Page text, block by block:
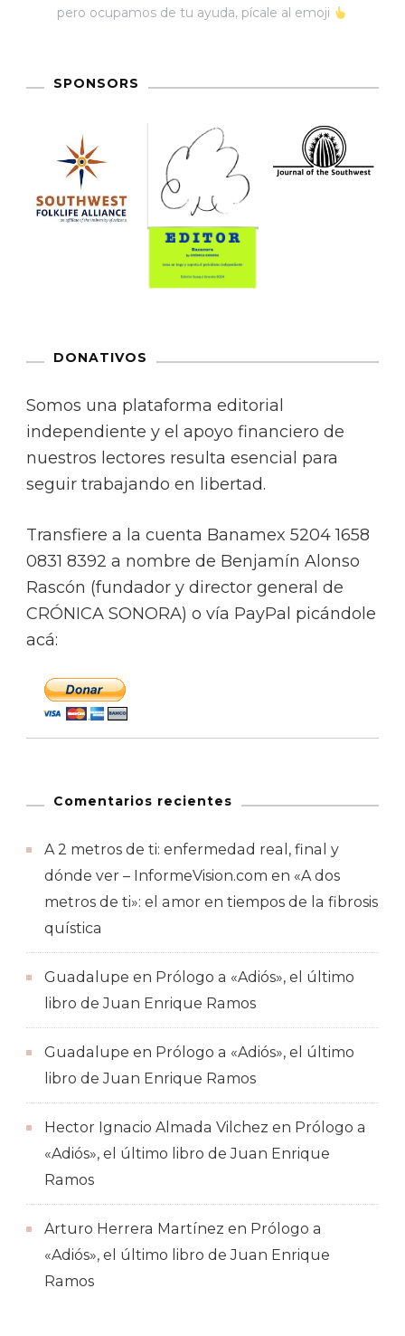
pero ocupamos de tu ayuda, pícale al emoji
SPONSORS
DONATIVOS
Somos una plataforma editorial
independiente y el apoyo financiero de
nuestros lectores resulta esencial para
seguir trabajando en libertad.
Transfiere a la cuenta Banamex 5204 1658
0831 8392 a nombre de Benjamín Alonso
Rascón (fundador y director general de
CRÓNICA SONORA) o vía PayPal picándole
acá:
Comentarios recientes
A 2 metros de ti: enfermedad real, final y
dónde ver – InformeVision.com en «A dos
metros de ti»: el amor en tiempos de la fibrosis
quística
Guadalupe en Prólogo a «Adiós», el último
libro de Juan Enrique Ramos
Guadalupe en Prólogo a «Adiós», el último
libro de Juan Enrique Ramos
Hector Ignacio Almada Vilchez en Prólogo a
«Adiós», el último libro de Juan Enrique
Ramos
Arturo Herrera Martínez en Prólogo a
«Adiós», el último libro de Juan Enrique
Ramos